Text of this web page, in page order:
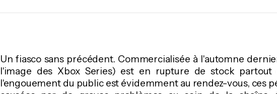
Un fiasco sans précédent. Commercialisée à l'automne
l'image des Xbox Series) est en rupture de stock partout
l'engouement du public est évidemment au rendez-vous, ces